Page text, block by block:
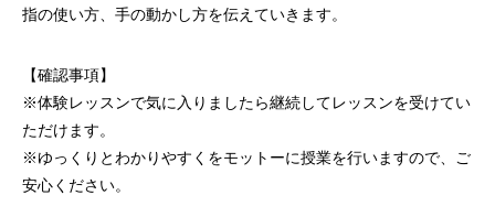
指の使い方、手の動かし方を伝えていきます。
【確認事項】
※体験レッスンで気に入りましたら継続してレッスンを受けてい
ただけます。
※ゆっくりとわかりやすくをモットーに授業を行いますので、ご
安心ください。